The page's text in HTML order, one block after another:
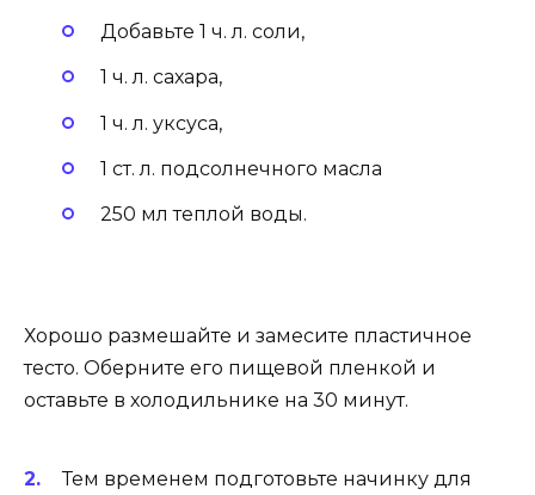
Добавьте 1 ч. л. соли,
1 ч. л. сахара,
1 ч. л. уксуса,
1 ст. л. подсолнечного масла
250 мл теплой воды.
Хорошо размешайте и замесите пластичное
тесто. Оберните его пищевой пленкой и
оставьте в холодильнике на 30 минут.
Тем временем подготовьте начинку для